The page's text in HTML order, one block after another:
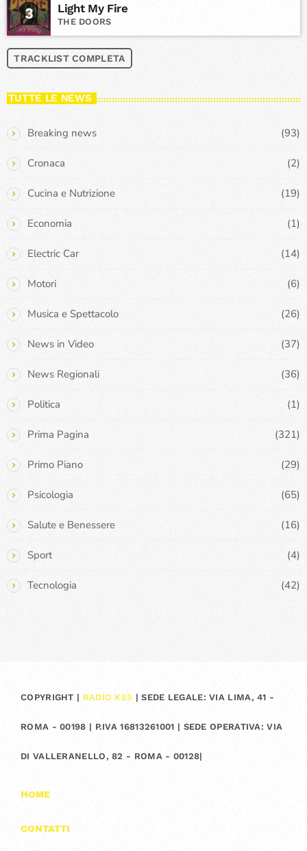
3 Light My Fire
THE DOORS
TRACKLIST COMPLETA
TUTTE LE NEWS
Breaking news (93)
Cronaca (2)
Cucina e Nutrizione (19)
Economia (1)
Electric Car (14)
Motori (6)
Musica e Spettacolo (26)
News in Video (37)
News Regionali (36)
Politica (1)
Prima Pagina (321)
Primo Piano (29)
Psicologia (65)
Salute e Benessere (16)
Sport (4)
Tecnologia (42)
COPYRIGHT | RADIO K55 | SEDE LEGALE: VIA LIMA, 41 -
ROMA - 00198 | P.IVA 16813261001 | SEDE OPERATIVA: VIA
DI VALLERANELLO, 82 - ROMA - 00128|
HOME
CONTATTI